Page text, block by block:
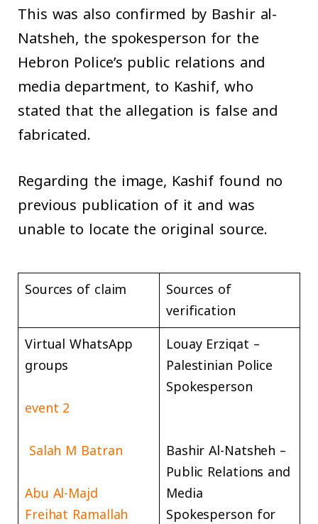
This was also confirmed by Bashir al-
Natsheh, the spokesperson for the
Hebron Police’s public relations and
media department, to Kashif, who
stated that the allegation is false and
fabricated.
Regarding the image, Kashif found no
previous publication of it and was
unable to locate the original source.
Sources of
verification
Sources of claim
Louay Erziqat –
Palestinian Police
Spokesperson
Bashir Al-Natsheh –
Public Relations and
Media
Spokesperson for
Virtual WhatsApp
groups
event 2
Salah M Batran
Abu Al-Majd
Freihat Ramallah